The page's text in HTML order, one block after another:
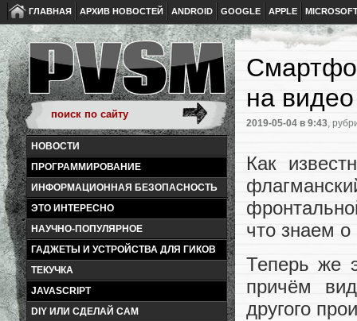
ГЛАВНАЯ АРХИВ НОВОСТЕЙ ANDROID GOOGLE APPLE
НОВОСТИ
ПРОГРАММИРОВАНИЕ
ИНФОРМАЦИОННАЯ БЕЗОПАСНОСТЬ
ЭТО ИНТЕРЕСНО
НАУЧНО-ПОПУЛЯРНОЕ
ГАДЖЕТЫ И УСТРОЙСТВА ДЛЯ ГИКОВ
ТЕКУЧКА
JAVASCRIPT
DIY ИЛИ СДЕЛАЙ САМ
на видео
2019-05-04 в 9:43,
Как
что знаем о
Теперь же
причём
другого